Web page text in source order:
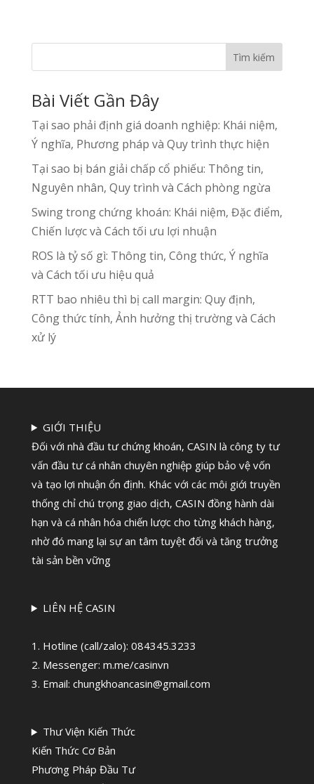
Tìm kiếm
Bài Viết Gần Đây
Tại sao phải định giá doanh nghiệp: Khái niệm,
Ý nghĩa, Phương pháp và Quy trình thực hiện
Tại sao bị bán giải chấp cổ phiếu: Thông tin,
Nguyên nhân, Quy trình và Cách phòng ngừa
Swing trong chứng khoán: Khái niệm, Đặc điểm,
Chiến lược và Cách tối ưu lợi nhuận
ROS là tỷ số gì: Thông tin, Công thức, Ý nghĩa
và Cách tối ưu hiệu quả
RTT bao nhiêu thì bị call margin: Quy định,
Công thức tính, Ảnh hưởng thị trường và Cách
xử lý
GIỚI THIỆU
Đối với nhà đầu tư chứng khoán, CASIN là công ty tư
vấn đầu tư cá nhân chuyên nghiệp giúp bảo vệ vốn
và tạo lợi nhuận ổn định. Khác với các môi giới truyền
thống chỉ chú trọng giao dịch, CASIN đồng hành dài
hạn và cá nhân hóa chiến lược cho từng khách hàng,
nhờ đó mang lại sự an tâm tuyệt đối và tăng trưởng
tài sản bền vững
LIÊN HỆ CASIN
1. Hotline (call/zalo): 084345.3233
2. Messenger: m.me/casinvn
3. Email: chungkhoancasin@gmail.com
Thư Viện Kiến Thức
Kiến Thức Cơ Bản
Phương Pháp Đầu Tư